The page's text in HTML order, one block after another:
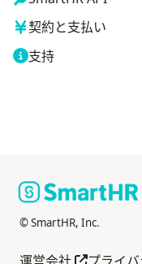
契約と支払い
支持
© SmartHR, Inc.
運営会社 在新标签
プライ